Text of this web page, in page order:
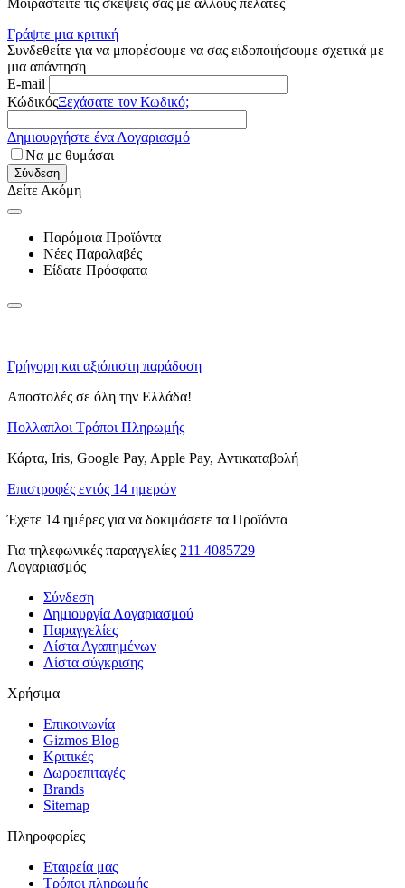
Μοιραστείτε τις σκέψεις σας με άλλους πελάτες
Γράψτε μια κριτική
Συνδεθείτε για να μπορέσουμε να σας ειδοποιήσουμε σχετικά με
μια απάντηση
E-mail
ΚώδικόςΞεχάσατε τον Κωδικό;
Δημιουργήστε ένα Λογαριασμό
Να με θυμάσαι
Σύνδεση
Δείτε Ακόμη
Παρόμοια Προϊόντα
Νέες Παραλαβές
Είδατε Πρόσφατα
Γρήγορη και αξιόπιστη παράδοση
Αποστολές σε όλη την Ελλάδα!
Πολλαπλοι Τρόποι Πληρωμής
Κάρτα, Iris, Google Pay, Apple Pay, Αντικαταβολή
Επιστροφές εντός 14 ημερών
Έχετε 14 ημέρες για να δοκιμάσετε τα Προϊόντα
Για τηλεφωνικές παραγγελίες 211 4085729
Λογαριασμός
Σύνδεση
Δημιουργία Λογαριασμού
Παραγγελίες
Λίστα Αγαπημένων
Λίστα σύγκρισης
Χρήσιμα
Επικοινωνία
Gizmos Blog
Κριτικές
Δωροεπιταγές
Brands
Sitemap
Πληροφορίες
Εταιρεία μας
Τρόποι πληρωμής